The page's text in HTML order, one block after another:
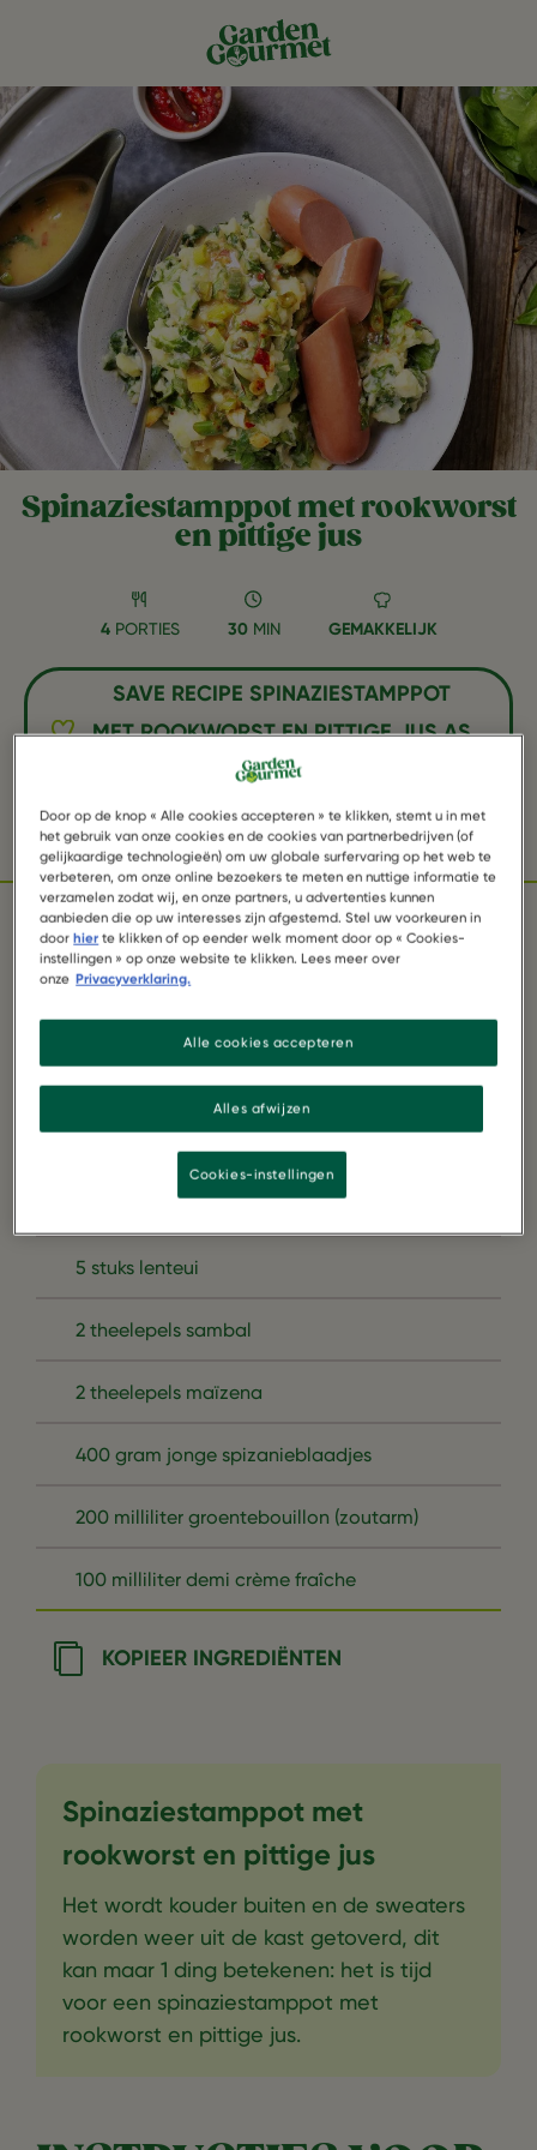
Spinaziestamppot met rookworst
en pittige jus
4 PORTIES 30 MIN GEMAKKELIJK
SAVE RECIPE SPINAZIESTAMPPOT
MET ROOKWORST EN PITTIGE JUS AS
FAVORITE
FacebookTwitterWhatsApp
Email Pinterest
INGREDIËNTEN
2 pakken Garden Gourmet vegetarische
rookworst
2 eetlepels olijfolie
5 stuks lenteui
2 theelepels sambal
2 theelepels maïzena
400 gram jonge spizanieblaadjes
200 milliliter groentebouillon (zoutarm)
100 milliliter demi crème fraîche
KOPIEER INGREDIËNTEN
Spinaziestamppot met
rookworst en pittige jus
Het wordt kouder buiten en de sweaters
worden weer uit de kast getoverd, dit
kan maar 1 ding betekenen: het is tijd
voor een spinaziestamppot met
rookworst en pittige jus.
Door op de knop « Alle cookies accepteren » te klikken, stemt u in met
het gebruik van onze cookies en de cookies van partnerbedrijven (of
gelijkaardige technologieën) om uw globale surfervaring op het web te
verbeteren, om onze online bezoekers te meten en nuttige informatie te
verzamelen zodat wij, en onze partners, u advertenties kunnen
aanbieden die op uw interesses zijn afgestemd. Stel uw voorkeuren in
doorhier te klikken of op eender welk moment door op « Cookies-
instellingen » op onze website te klikken. Lees meer over
onze Privacyverklaring.
Alles afwijzen
Alle cookies accepteren
Cookies-instellingen